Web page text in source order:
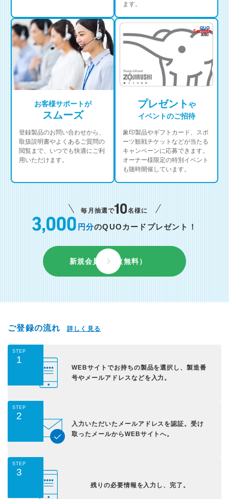
ます。
お客様サポートが
スムーズ
登録製品のお問い合わせから、
取扱説明書やよくあるご質問の
閲覧まで、いつでも快適にご利
用いただけます。
プレゼントや
イベントのご招待
象印製品やギフトカード、スポ
ーツ観戦チケットなどが当たる
キャンペーンに応募できます。
オーナー様限定の特別イベント
も随時開催しています。
毎月抽選で 名様に
円分のQUOカードプレゼント！
新規会員登録（無料）
ご登録の流れ 詳しく見る
STEP
1
WEBサイトでお持ちの製品を選択し、製造番
号やメールアドレスなどを入力。
STEP
2
入力いただいた メールアドレスを認証。受け
取ったメールからWEBサイトへ。
STEP
3
残りの必要情報を入力し、完了。